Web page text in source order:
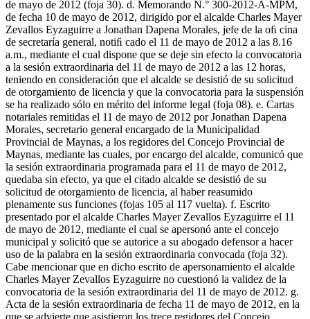
de mayo de 2012 (foja 30). d. Memorando N.° 300-2012-A-MPM,
de fecha 10 de mayo de 2012, dirigido por el alcalde Charles Mayer
Zevallos Eyzaguirre a Jonathan Dapena Morales, jefe de la oﬁ cina
de secretaría general, notiﬁ cado el 11 de mayo de 2012 a las 8.16
a.m., mediante el cual dispone que se deje sin efecto la convocatoria
a la sesión extraordinaria del 11 de mayo de 2012 a las 12 horas,
teniendo en consideración que el alcalde se desistió de su solicitud
de otorgamiento de licencia y que la convocatoria para la suspensión
se ha realizado sólo en mérito del informe legal (foja 08). e. Cartas
notariales remitidas el 11 de mayo de 2012 por Jonathan Dapena
Morales, secretario general encargado de la Municipalidad
Provincial de Maynas, a los regidores del Concejo Provincial de
Maynas, mediante las cuales, por encargo del alcalde, comunicó que
la sesión extraordinaria programada para el 11 de mayo de 2012,
quedaba sin efecto, ya que el citado alcalde se desistió de su
solicitud de otorgamiento de licencia, al haber reasumido
plenamente sus funciones (fojas 105 al 117 vuelta). f. Escrito
presentado por el alcalde Charles Mayer Zevallos Eyzaguirre el 11
de mayo de 2012, mediante el cual se apersonó ante el concejo
municipal y solicitó que se autorice a su abogado defensor a hacer
uso de la palabra en la sesión extraordinaria convocada (foja 32).
Cabe mencionar que en dicho escrito de apersonamiento el alcalde
Charles Mayer Zevallos Eyzaguirre no cuestionó la validez de la
convocatoria de la sesión extraordinaria del 11 de mayo de 2012. g.
Acta de la sesión extraordinaria de fecha 11 de mayo de 2012, en la